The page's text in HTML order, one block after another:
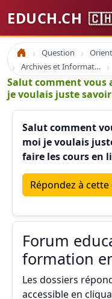
EDUCH.CH
Accueil Question
Archives et Informations Educh.ch
Salut comment vous
je voulais juste
Salut comment
moi je voulais
faire les cours en
Répondez à
Forum
formation
Les dossiers
accessible en